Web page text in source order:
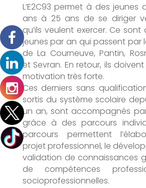
L’E2C93 permet à des jeunes
ans à 25 ans de se diriger
qu’ils veulent exercer. Ce sont
jeunes par an qui passent par
de La Courneuve, Pantin,
et Sevran. En retour, ils
motivation très forte.
Ces derniers sans
sortis du système scolaire
un an, sont accompagnés
grâce à des parcours
parcours permettent
projet professionnel, le
validation de connaissances
de compétences
socioprofessionnelles.